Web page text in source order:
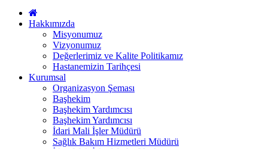
Hakkımızda
Misyonumuz
Vizyonumuz
Değerlerimiz ve Kalite Politikamız
Hastanemizin Tarihçesi
Kurumsal
Organizasyon Şeması
Başhekim
Başhekim Yardımcısı
Başhekim Yardımcısı
İdari Mali İşler Müdürü
Sağlık Bakım Hizmetleri Müdürü